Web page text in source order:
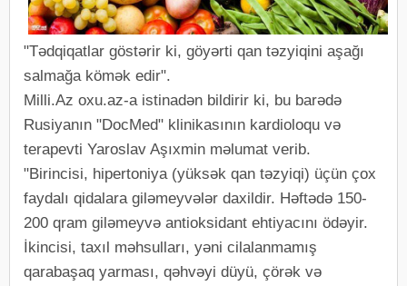
"Tədqiqatlar göstərir ki, göyərti qan təzyiqini aşağı
salmağa kömək edir".
Milli.Az oxu.az-a istinadən bildirir ki, bu barədə
Rusiyanın "DocMed" klinikasının kardioloqu və
terapevti Yaroslav Aşıxmin məlumat verib.
"Birincisi, hipertoniya (yüksək qan təzyiqi) üçün çox
faydalı qidalara giləmeyvələr daxildir. Həftədə 150-
200 qram giləmeyvə antioksidant ehtiyacını ödəyir.
İkincisi, taxıl məhsulları, yəni cilalanmamış
qarabaşaq yarması, qəhvəyi düyü, çörək və